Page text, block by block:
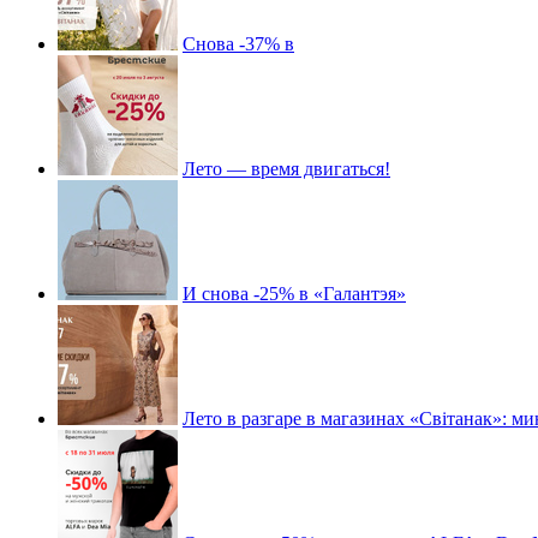
Снова -37% в
Лето — время двигаться!
И снова -25% в «Галантэя»
Лето в разгаре в магазинах «Свiтанак»: